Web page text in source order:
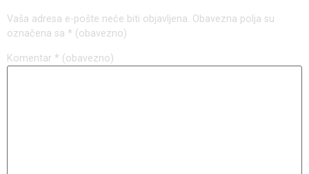
Vaša adresa e-pošte neće biti objavljena. Obavezna polja su
označena sa * (obavezno)
Komentar * (obavezno)